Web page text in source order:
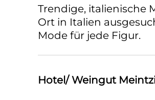
Trendige, italienische
Ort in Italien
Mode für jede Figur.
Hotel/ Weingut